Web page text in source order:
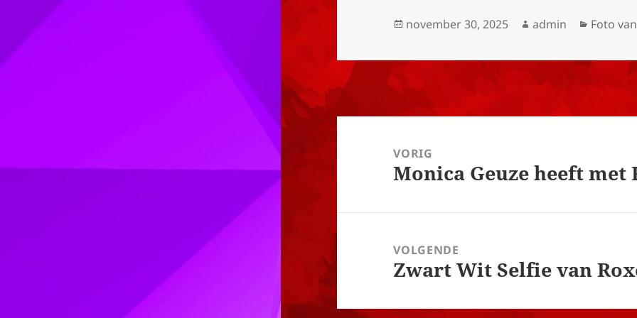
Geplaatst
november 30, 2025 Auteur
admin Foto
navigatieVORIG
Vorig
Monica Geuze heeft
VOLGENDE
Volgend
Zwart Wit Selfie van